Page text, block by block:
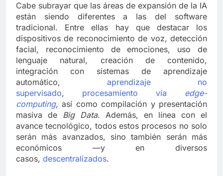
Cabe subrayar que las áreas de expansión de la IA
están siendo diferentes a las del software
tradicional. Entre ellas hay que destacar los
dispositivos de reconocimiento de voz, detección
facial, reconocimiento de emociones, uso de
lenguaje natural, creación de contenido,
integración con sistemas de aprendizaje
automático, aprendizaje no
supervisado, procesamiento vía edge-
computing, así como compilación y presentación
masiva de Big Data. Además, en línea con el
avance tecnológico, todos estos procesos no solo
serán más avanzados, sino también serán más
económicos —y en diversos
casos, descentralizados.